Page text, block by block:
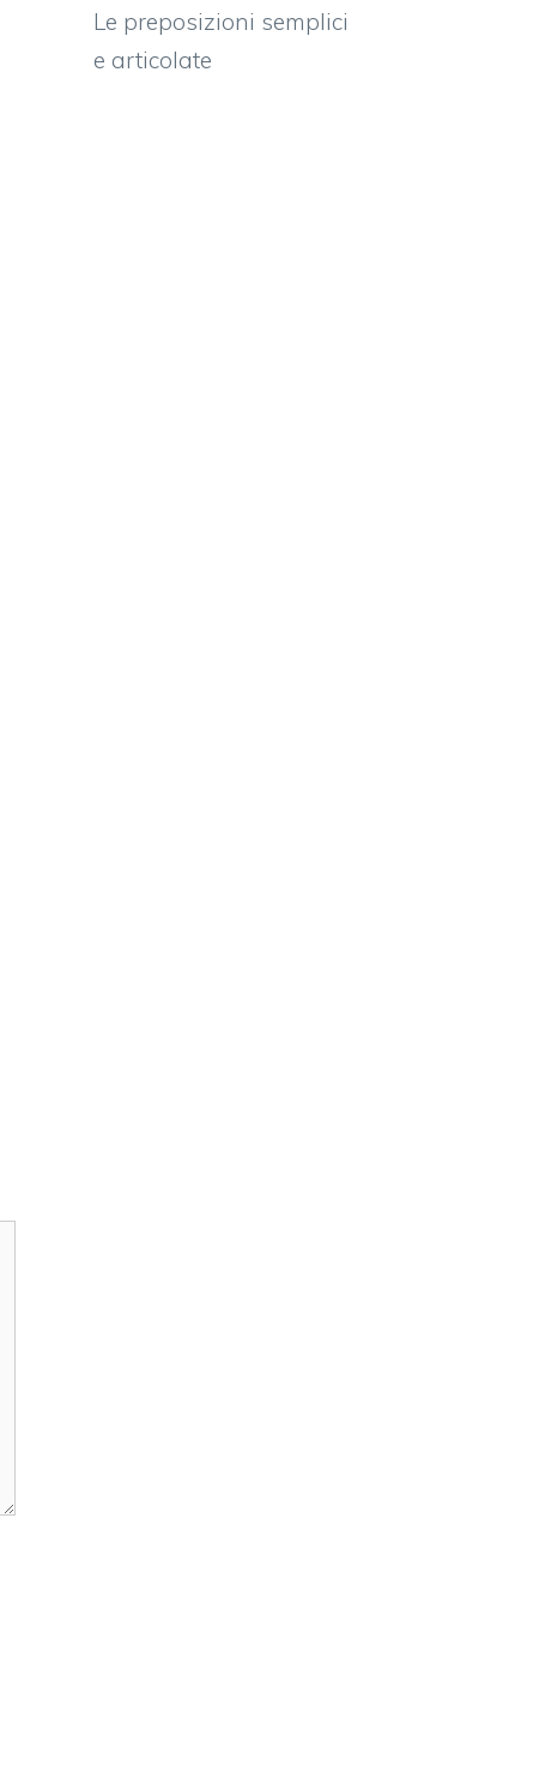
Le preposizioni semplici
e articolate